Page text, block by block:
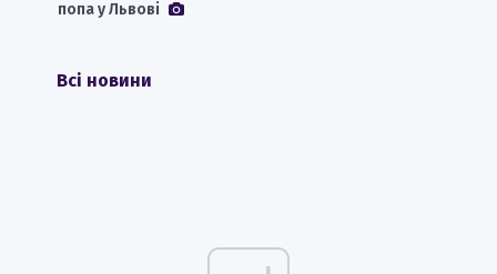
попа у Львові
Всі новини